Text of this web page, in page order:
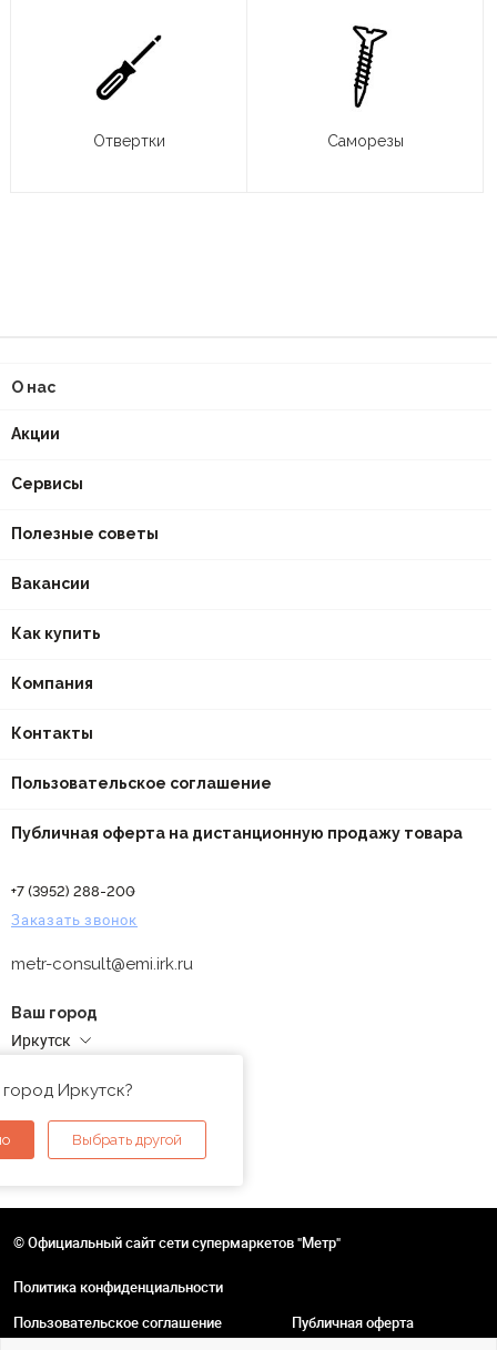
Отвертки Саморезы
О нас
Акции
Сервисы
Полезные советы
Вакансии
Как купить
Компания
Контакты
Пользовательское соглашение
Публичная оферта на дистанционную продажу товара
+7 (3952) 288-200
Заказать звонок
metr-consult@emi.irk.ru
Ваш город
Иркутск
Иркутск?
Выбрать другой
© Официальный сайт сети супермаркетов "Метр"
Политика конфиденциальности
Пользовательское соглашение
Публичная оферта